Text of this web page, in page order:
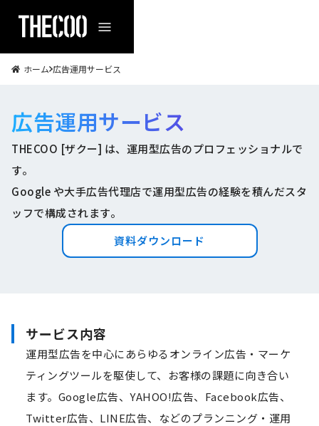
ホーム 広告運用サービス
広告運用サービス
THECOO [ザクー] は、運用型広告のプロフェッショナルで
す。
Google や大手広告代理店で運用型広告の経験を積んだスタ
ッフで構成されます。
資料ダウンロード
サービス内容
運用型広告を中心にあらゆるオンライン広告・マーケ
ティングツールを駆使して、お客様の課題に向き合い
ます。Google広告、YAHOO!広告、Facebook広告、
Twitter広告、LINE広告、などのプランニング・運用